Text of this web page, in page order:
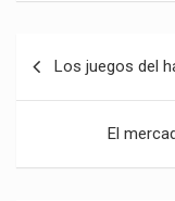
entradas
Los juegos del
El